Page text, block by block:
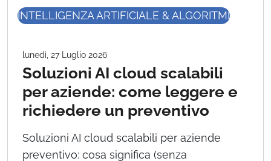
INTELLIGENZA ARTIFICIALE & ALGORITMI
lunedì, 27 Luglio 2026
Soluzioni AI cloud scalabili
per aziende: come leggere e
richiedere un preventivo
Soluzioni AI cloud scalabili per aziende
preventivo: cosa significa (senza